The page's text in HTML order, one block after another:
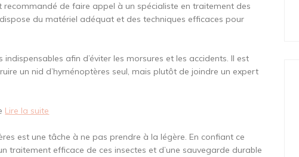
recommandé de faire appel à un spécialiste en traitement des
du matériel adéquat et des techniques efficaces pour
afin d’éviter les morsures et les accidents. Il est
un nid d’hyménoptères seul, mais plutôt de joindre un expert
Lire la suite
est une tâche à ne pas prendre à la légère. En confiant ce
traitement efficace de ces insectes et d’une sauvegarde durable